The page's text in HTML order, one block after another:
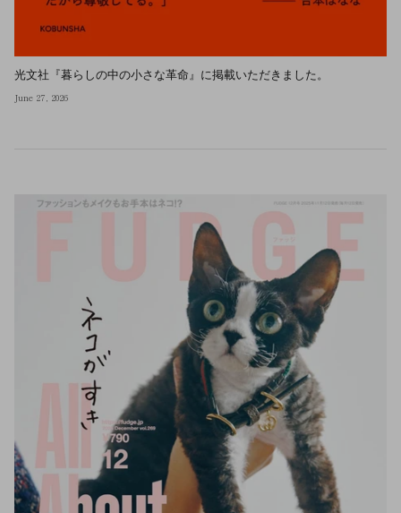
光文社『暮らしの中の小さな革命』に掲載いただきました。
June 27, 2026